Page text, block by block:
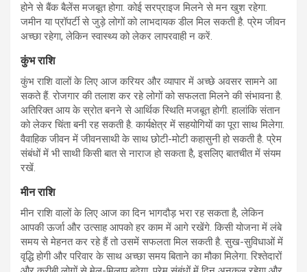
होने से बैंक बैलेंस मजबूत होगा. कोई सरप्राइज मिलने से मन खुश रहेगा.
जमीन या प्रॉपर्टी से जुड़े लोगों को लाभदायक डील मिल सकती है. प्रेम जीवन
अच्छा रहेगा, लेकिन स्वास्थ्य को लेकर लापरवाही न करें.
कुंभ राशि
कुंभ राशि वालों के लिए आज करियर और व्यापार में अच्छे अवसर सामने आ
सकते हैं. रोजगार की तलाश कर रहे लोगों को सफलता मिलने की संभावना है.
अतिरिक्त आय के स्रोत बनने से आर्थिक स्थिति मजबूत होगी. हालांकि संतान
को लेकर चिंता बनी रह सकती है. कार्यक्षेत्र में सहयोगियों का पूरा साथ मिलेगा.
वैवाहिक जीवन में जीवनसाथी के साथ छोटी-मोटी कहासुनी हो सकती है. प्रेम
संबंधों में भी साथी किसी बात से नाराज हो सकता है, इसलिए बातचीत में संयम
रखें.
मीन राशि
मीन राशि वालों के लिए आज का दिन भागदौड़ भरा रह सकता है, लेकिन
आपकी ऊर्जा और उत्साह आपको हर काम में आगे रखेंगे. किसी योजना में लंबे
समय से मेहनत कर रहे हैं तो उसमें सफलता मिल सकती है. सुख-सुविधाओं में
वृद्धि होगी और परिवार के साथ अच्छा समय बिताने का मौका मिलेगा. रिश्तेदारों